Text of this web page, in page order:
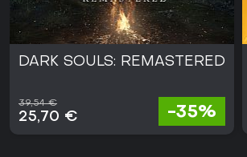
DARK SOULS: REMASTERED
39,54 €
25,70 € -35%